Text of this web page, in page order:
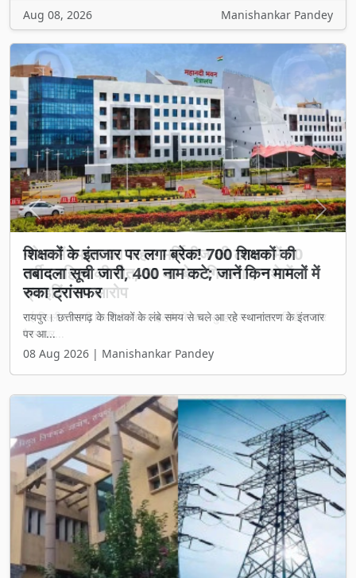
Aug 08, 2026 Manishankar Pandey
शिक्षकों के इंतजार पर लगा ब्रेक! 700 शिक्षकों की
तबादला सूची जारी, 400 नाम कटे; जानें किन मामलों में
रुका ट्रांसफर
रायपुर। छत्तीसगढ़ के शिक्षकों के लंबे समय से चले आ रहे स्थानांतरण के इंतजार
पर आ...
08 Aug 2026 | Manishankar Pandey
Previous Next